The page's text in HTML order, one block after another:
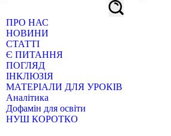
ПРО НАС
НОВИНИ
СТАТТІ
Є ПИТАННЯ
ПОГЛЯД
ІНКЛЮЗІЯ
МАТЕРІАЛИ ДЛЯ УРОКІВ
Аналітика
Дофамін для освіти
НУШ КОРОТКО